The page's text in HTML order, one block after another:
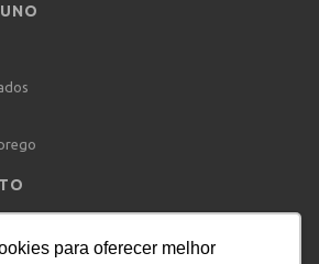
para oferecer melhor